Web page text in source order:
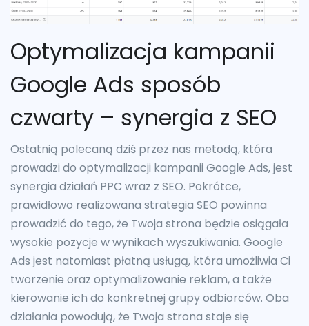
Optymalizacja kampanii
Google Ads sposób
czwarty – synergia z SEO
Ostatnią polecaną dziś przez nas metodą, która
prowadzi do optymalizacji kampanii Google Ads, jest
synergia działań PPC wraz z SEO. Pokrótce,
prawidłowo realizowana strategia SEO powinna
prowadzić do tego, że Twoja strona będzie osiągała
wysokie pozycje w wynikach wyszukiwania. Google
Ads jest natomiast płatną usługą, która umożliwia Ci
tworzenie oraz optymalizowanie reklam, a także
kierowanie ich do konkretnej grupy odbiorców. Oba
działania powodują, że Twoja strona staje się